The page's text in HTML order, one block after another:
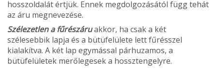
hosszoldalát értjük. Ennek megdolgozásától függ tehát
az áru megnevezése.
Szélezetlen a fűrészáruakkor, ha csak a két
szélesebbik lapja és a bütüfelülete lett fűrésszel
kialakítva. A két lap egymással párhuzamos, a
bütüfelületek merőlegesek a hossztengelyre.